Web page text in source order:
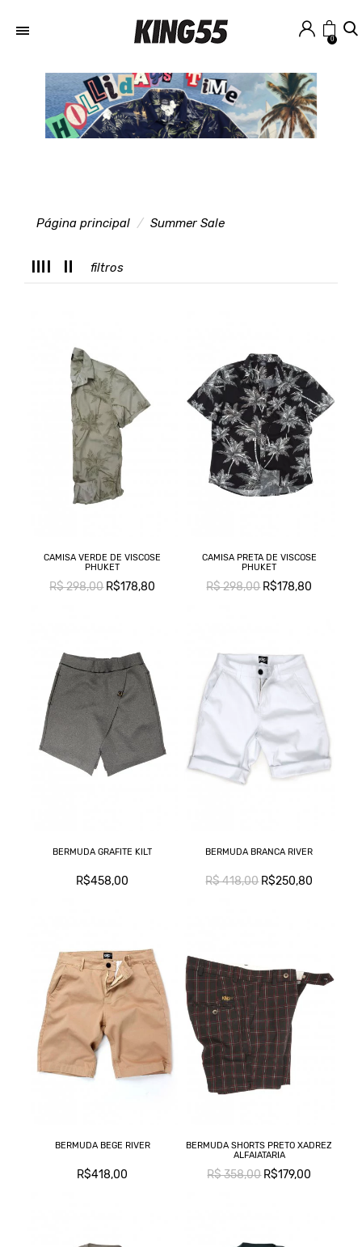
0
Página principal Summer Sale
filtros
CAMISA VERDE DE VISCOSE
PHUKET
R$ 298,00R$178,80
CAMISA PRETA DE VISCOSE
PHUKET
R$ 298,00R$178,80
BERMUDA GRAFITE KILT
R$458,00
BERMUDA BRANCA RIVER
R$ 418,00R$250,80
BERMUDA BEGE RIVER
R$418,00
BERMUDA SHORTS PRETO XADREZ
ALFAIATARIA
R$ 358,00R$179,00